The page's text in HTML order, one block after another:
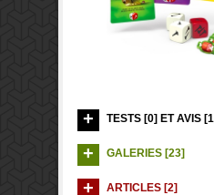
TESTS [0] ET AVIS
GALERIES [23]
ARTICLES [2]